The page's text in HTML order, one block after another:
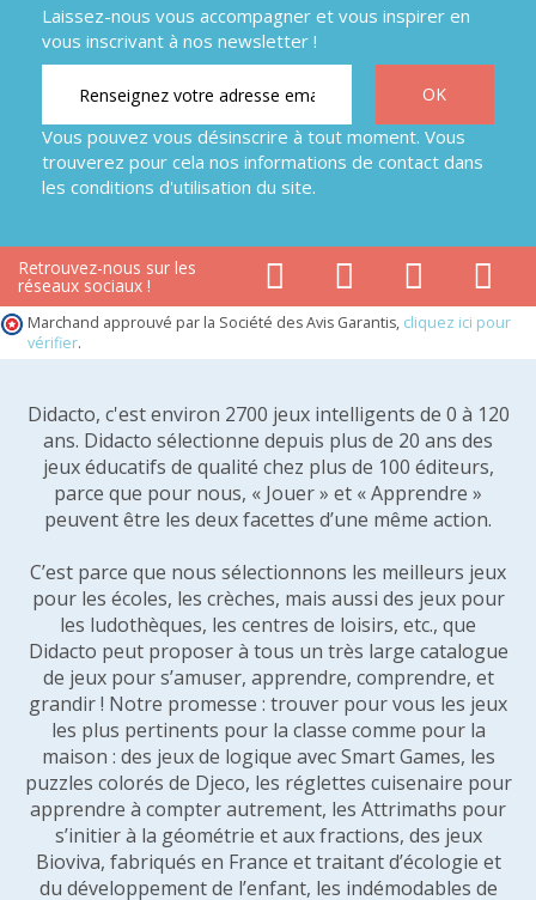
Laissez-nous vous accompagner et vous inspirer en
vous inscrivant à nos newsletter !
Vous pouvez vous désinscrire à tout moment. Vous
trouverez pour cela nos informations de contact dans
les conditions d'utilisation du site.
Retrouvez-nous sur les
réseaux sociaux !
Marchand approuvé par la Société des Avis Garantis, cliquez ici pour
vérifier.
Didacto, c'est environ 2700 jeux intelligents de 0 à 120
ans. Didacto sélectionne depuis plus de 20 ans des
jeux éducatifs de qualité chez plus de 100 éditeurs,
parce que pour nous, « Jouer » et « Apprendre »
peuvent être les deux facettes d’une même action.
C’est parce que nous sélectionnons les meilleurs jeux
pour les écoles, les crèches, mais aussi des jeux pour
les ludothèques, les centres de loisirs, etc., que
Didacto peut proposer à tous un très large catalogue
de jeux pour s’amuser, apprendre, comprendre, et
grandir ! Notre promesse : trouver pour vous les jeux
les plus pertinents pour la classe comme pour la
maison : des jeux de logique avec Smart Games, les
puzzles colorés de Djeco, les réglettes cuisenaire pour
apprendre à compter autrement, les Attrimaths pour
s’initier à la géométrie et aux fractions, des jeux
Bioviva, fabriqués en France et traitant d’écologie et
du développement de l’enfant, les indémodables de